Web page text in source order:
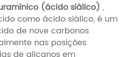
(ácido siálico) ,
como ácido siálico, é um
de nove carbonos
nas posições